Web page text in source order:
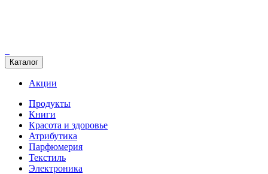
Каталог
Акции
Продукты
Книги
Красота и здоровье
Атрибутика
Парфюмерия
Текстиль
Электроника